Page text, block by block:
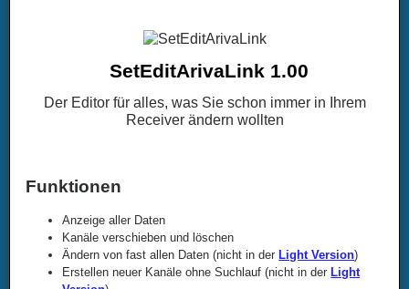
SetEditArivaLink 1.00
Der Editor für alles, was Sie schon immer in Ihrem
Receiver ändern wollten
Funktionen
Anzeige aller Daten
Kanäle verschieben und löschen
Ändern von fast allen Daten (nicht in der Light Version)
Erstellen neuer Kanäle ohne Suchlauf (nicht in der Light